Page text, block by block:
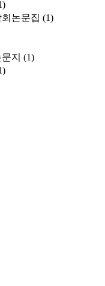
논문집 (1)
지 (1)